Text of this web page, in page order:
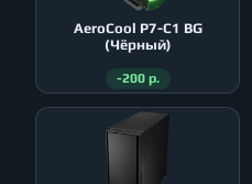
AeroСool P7-C1 BG
(Чёрный)
-200 р.